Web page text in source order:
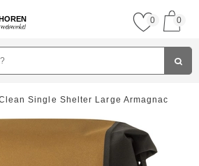
0 0
Single Shelter Large Armagnac